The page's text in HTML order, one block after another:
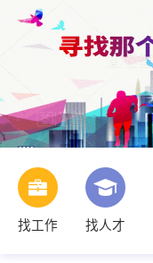
找工作 找人才